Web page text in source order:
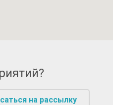
на рассылку